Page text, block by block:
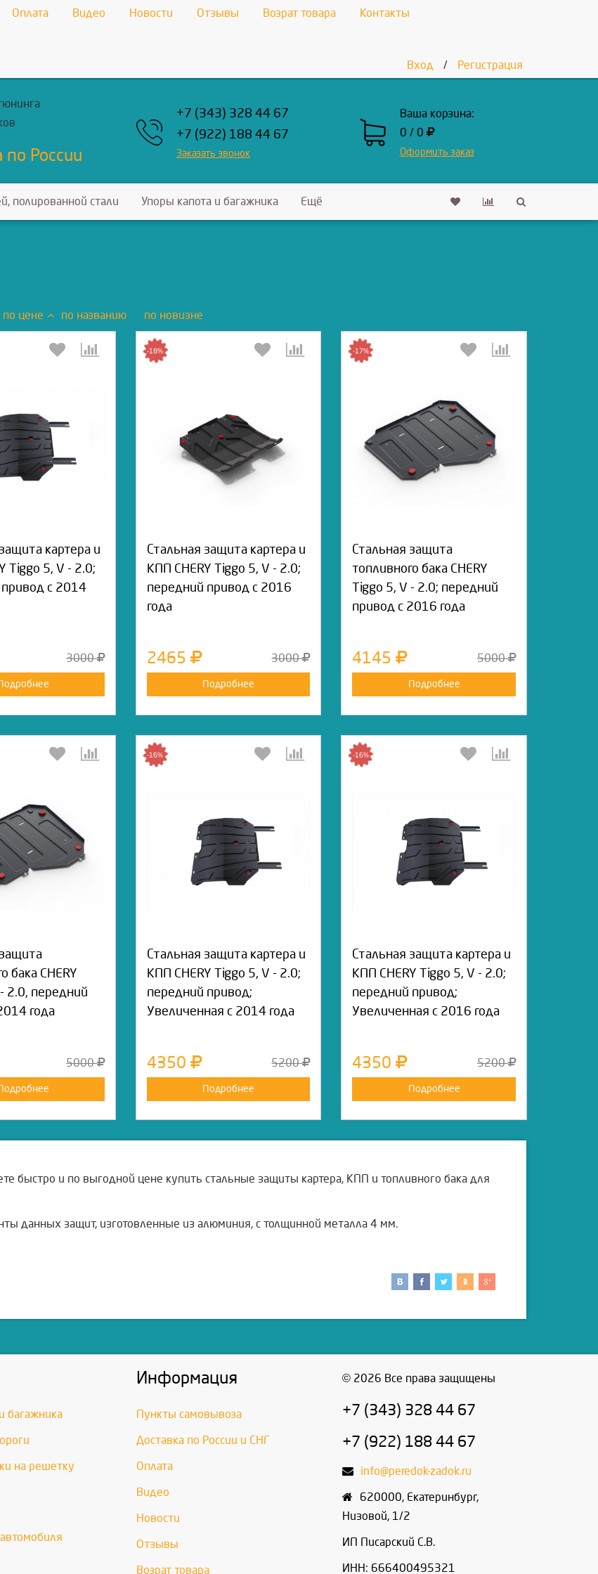
Оплата Видео Новости Отзывы Возрат товара Контакты
Вход / Регистрация
по России
+7 (343) 328 44 67
+7 (922) 188 44 67
Заказать звонок
Ваша корзина:
0 / 0
Оформить заказ
полированной стали Упоры капота и багажника Ещё
по цене по названию по новизне
картера и
Tiggo 5, V - 2.0;
с 2014
3000
Стальная защита картера и
КПП CHERY Tiggo 5, V - 2.0;
передний привод с 2016
года
-18%
2465 3000
Подробнее
Стальная защита
топливного бака CHERY
Tiggo 5, V - 2.0; передний
привод с 2016 года
-17%
4145 5000
Подробнее
бака CHERY
2.0, передний
года
5000
Стальная защита картера и
КПП CHERY Tiggo 5, V - 2.0;
передний привод;
Увеличенная с 2014 года
-16%
4350 5200
Подробнее
Стальная защита картера и
КПП CHERY Tiggo 5, V - 2.0;
передний привод;
Увеличенная с 2016 года
-16%
4350 5200
Подробнее
быстро и по выгодной цене купить стальные защиты картера, КПП и топливного бака для
данных защит, изготовленные из алюминия, с толщинной металла 4 мм.
багажника
на решетку
Информация
Пункты самовывоза
Доставка по России и СНГ
Оплата
Видео
Новости
Отзывы
Возрат товара
© 2026 Все права защищены
+7 (343) 328 44 67
+7 (922) 188 44 67
info@peredok-zadok.ru
620000, Екатеринбург,
Низовой, 1/2
ИП Писарский С.В.
ИНН: 666400495321